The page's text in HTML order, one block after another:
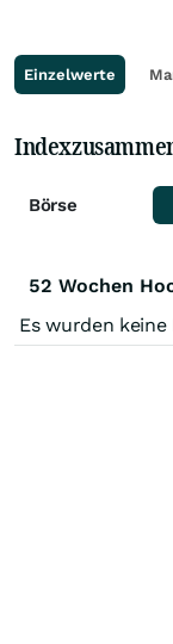
Einzelwerte
Börse
52 Wochen
Es wurden